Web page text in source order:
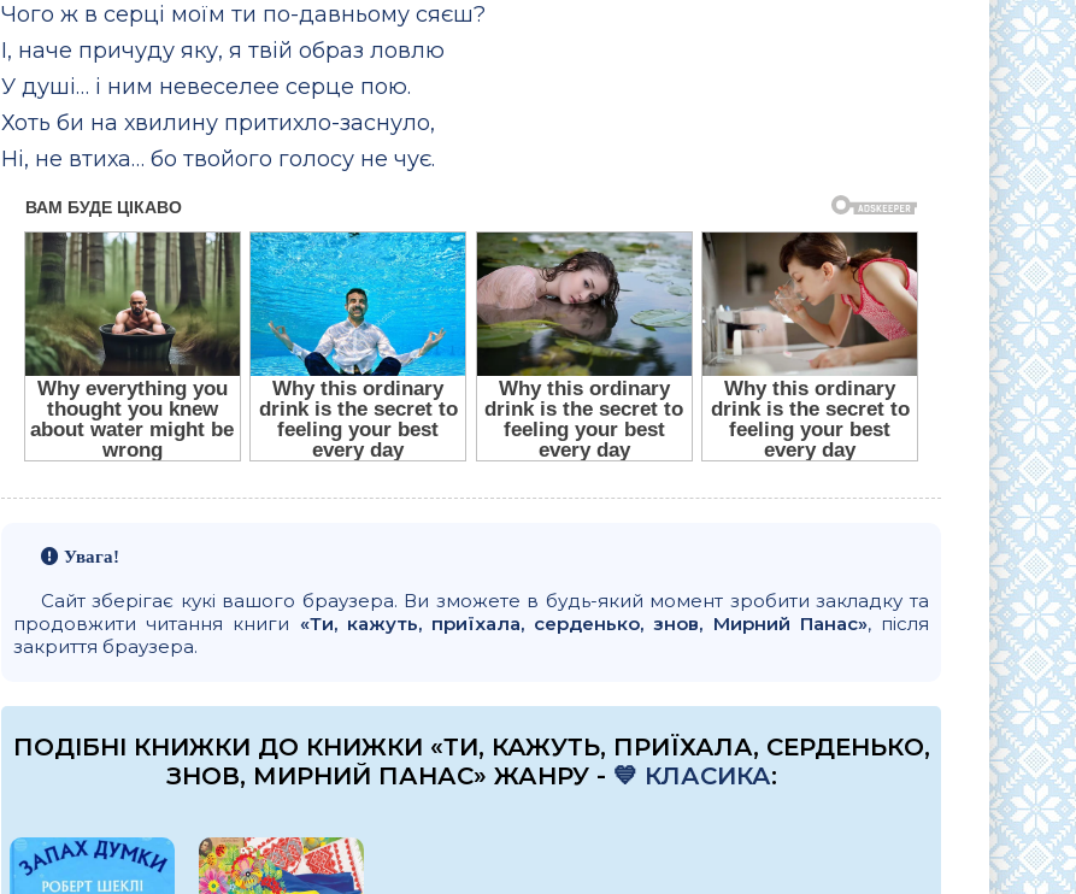
Чого ж в серці моїм ти по-давньому сяєш?
І, наче причуду яку, я твій образ ловлю
У душі… і ним невеселее серце пою.
Хоть би на хвилину притихло-заснуло,
Ні, не втиха… бо твойого голосу не чує.
Увага!
Сайт зберігає кукі вашого браузера. Ви зможете в будь-який момент зробити закладку та
продовжити читання книги «Ти, кажуть, приїхала, серденько, знов, Мирний Панас», після
закриття браузера.
ПОДІБНІ КНИЖКИ ДО КНИЖКИ «ТИ, КАЖУТЬ, ПРИЇХАЛА, СЕРДЕНЬКО,
ЗНОВ, МИРНИЙ ПАНАС» ЖАНРУ - 💙 КЛАСИКА: